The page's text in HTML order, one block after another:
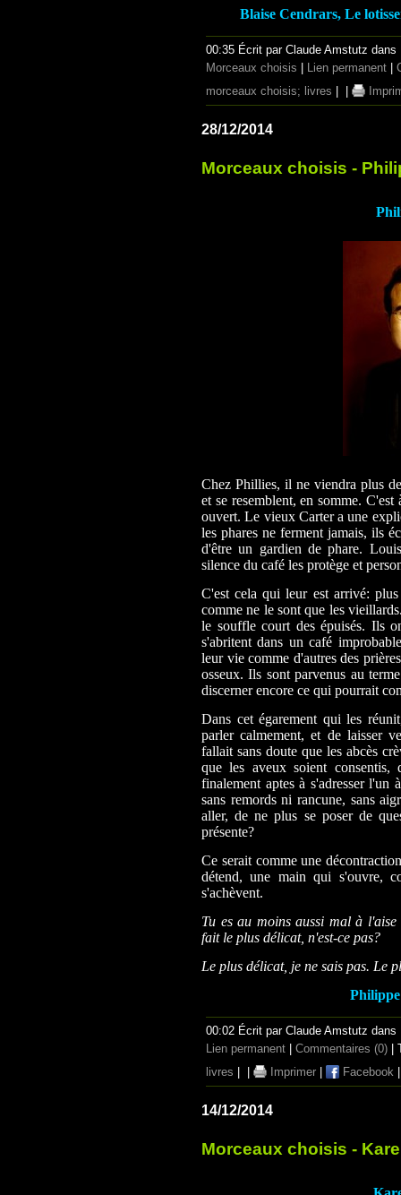
Blaise Cendrars, Le
00:35 Écrit par Claude Amstutz dans
Morceaux choisis | Lien permanent |
morceaux choisis; livres | |
28/12/2014
Morceaux choisis -
Chez Phillies, il ne viendra plus
et se resemblent, en somme.
ouvert. Le vieux Carter a une
les phares ne ferment jamais, ils
d'être un gardien de phare.
silence du café les protège et
C'est cela qui leur est arrivé:
comme ne le sont que les
le souffle court des épuisés. Ils
s'abritent dans un café
leur vie comme d'autres des
osseux. Ils sont parvenus au
discerner encore ce qui pourrait
Dans cet égarement qui les
parler calmement, et de laisser
fallait sans doute que les abcès
que les aveux soient
finalement aptes à s'adresser l'un
sans remords ni rancune, sans
aller, de ne plus se poser de
présente?
Ce serait comme une
détend, une main qui s'ouvre,
s'achèvent.
Tu es au moins aussi mal à
fait le plus délicat, n'est-ce pas?
Le plus délicat, je ne sais pas. Le
00:02 Écrit par Claude Amstutz dans
Lien permanent
Commentaires (0) |
livres
Imprimer Facebook
14/12/2014
Morceaux choisis -